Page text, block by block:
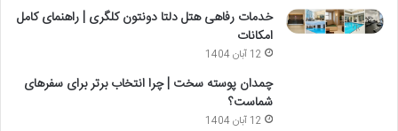
خدمات رفاهی هتل دلتا دونتون کلگری | راهنمای کامل
امکانات
12 آبان 1404
چمدان پوسته سخت | چرا انتخاب برتر برای سفرهای
شماست؟
12 آبان 1404